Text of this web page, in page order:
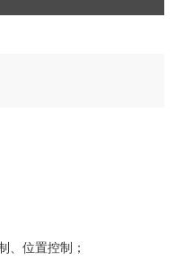
、位置控制；